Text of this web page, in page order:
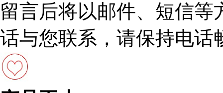
留言后将以邮件、短信
话与您联系，请保持电话